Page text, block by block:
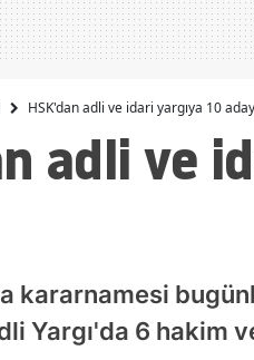
HSK'dan adli ve idari yargıya 10
adli ve
kararnamesi
Yargı'da 6 hakim